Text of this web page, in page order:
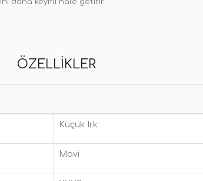
daha keyifli hale getirir.
ÖZELLIKLER
Küçük Irk
Mavi